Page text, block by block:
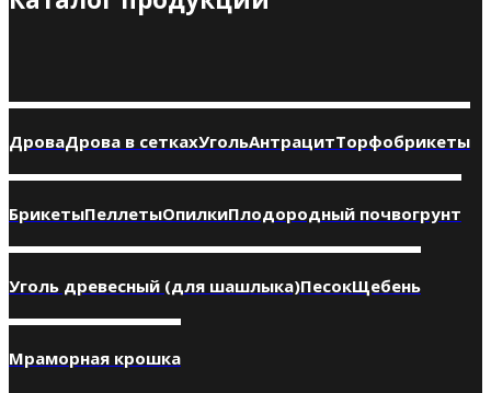
ДроваДрова в сеткахУгольАнтрацитТорфобрикеты
БрикетыПеллетыОпилкиПлодородный почвогрунт
Уголь древесный (для шашлыка)ПесокЩебень
Мраморная крошка